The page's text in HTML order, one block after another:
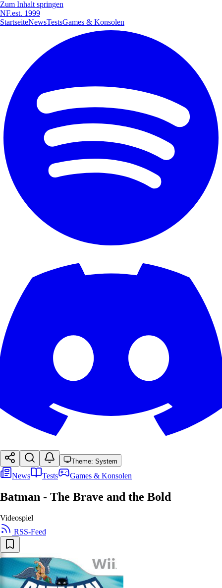
Zum Inhalt springen
NF.est. 1999
StartseiteNewsTestsGames & Konsolen
Theme: System
News Tests Games & Konsolen
Batman - The Brave and the Bold
Videospiel
RSS-Feed